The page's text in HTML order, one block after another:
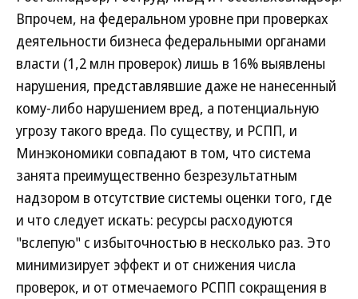
Впрочем, на федеральном уровне при проверках
деятельности бизнеса федеральными органами
власти (1,2 млн проверок) лишь в 16% выявлены
нарушения, представлявшие даже не нанесенный
кому-либо нарушением вред, а потенциальную
угрозу такого вреда. По существу, и РСПП, и
Минэкономики совпадают в том, что система
занята преимущественно безрезультатным
надзором в отсутствие системы оценки того, где
и что следует искать: ресурсы расходуются
"вслепую" с избыточностью в несколько раз. Это
минимизирует эффект и от снижения числа
проверок, и от отмечаемого РСПП сокращения в